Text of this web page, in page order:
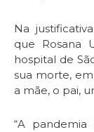
Na
que Rosana
hospital de
sua morte,
a mãe, o pai,
“A